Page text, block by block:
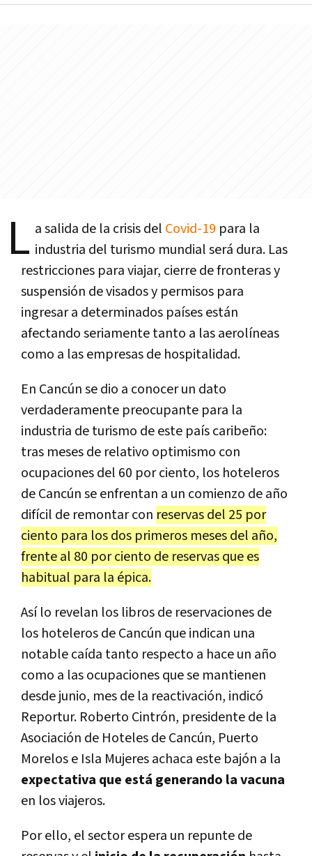
L a salida de la crisis del Covid-19 para la
industria del turismo mundial será dura. Las
restricciones para viajar, cierre de fronteras y
suspensión de visados y permisos para
ingresar a determinados países están
afectando seriamente tanto a las aerolíneas
como a las empresas de hospitalidad.
En Cancún se dio a conocer un dato
verdaderamente preocupante para la
industria de turismo de este país caribeño:
tras meses de relativo optimismo con
ocupaciones del 60 por ciento, los hoteleros
de Cancún se enfrentan a un comienzo de año
difícil de remontar con reservas del 25 por
ciento para los dos primeros meses del año,
frente al 80 por ciento de reservas que es
habitual para la épica.
Así lo revelan los libros de reservaciones de
los hoteleros de Cancún que indican una
notable caída tanto respecto a hace un año
como a las ocupaciones que se mantienen
desde junio, mes de la reactivación, indicó
Reportur. Roberto Cintrón, presidente de la
Asociación de Hoteles de Cancún, Puerto
Morelos e Isla Mujeres achaca este bajón a la
expectativa que está generando la vacuna
en los viajeros.
Por ello, el sector espera un repunte de